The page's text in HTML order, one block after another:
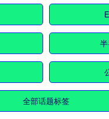
全部话题标签